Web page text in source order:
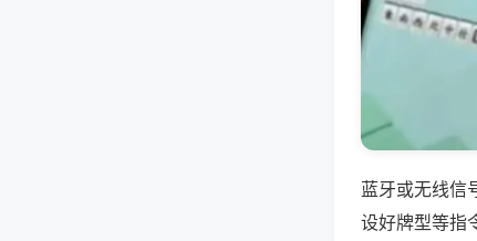
蓝牙或无线信
设好牌型等指